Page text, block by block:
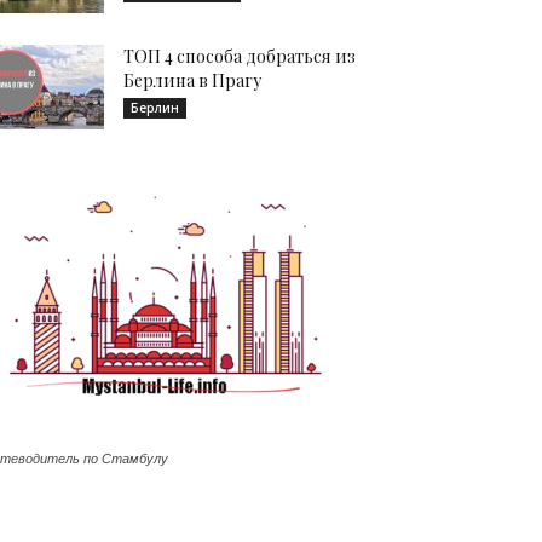
ТОП 4 способа добраться из
Берлина в Прагу
Берлин
по Стамбулу